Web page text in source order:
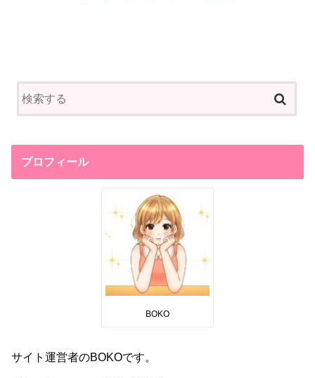
プロフィール
BOKO
サイト運営者のBOKOです。